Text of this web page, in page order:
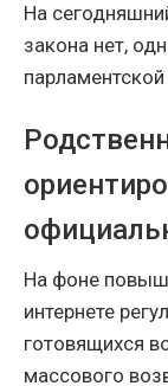
На
закона нет,
На фоне
интернете
готовящихся
массового